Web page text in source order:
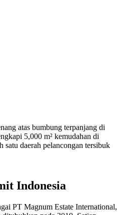
atas bumbung terpanjang di
5,000 m² kemudahan di
satu daerah pelancongan tersibuk
Indonesia
PT Magnum Estate International,